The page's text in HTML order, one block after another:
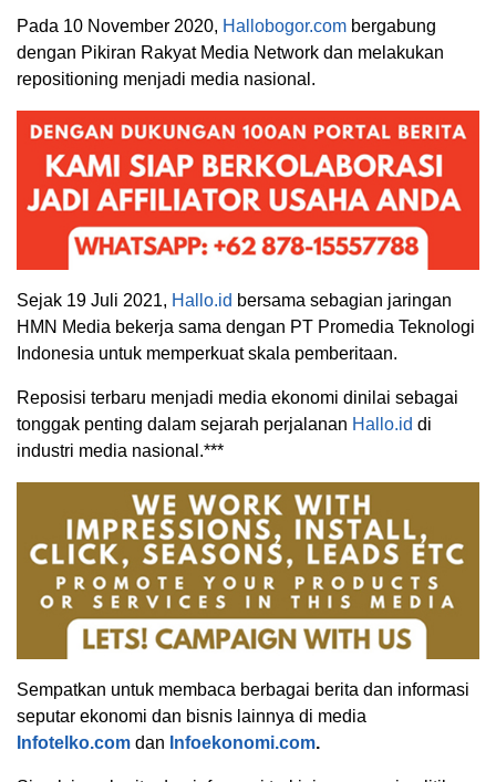
Pada 10 November 2020, Hallobogor.com bergabung
dengan Pikiran Rakyat Media Network dan melakukan
repositioning menjadi media nasional.
Sejak 19 Juli 2021, Hallo.id bersama sebagian jaringan
HMN Media bekerja sama dengan PT Promedia Teknologi
Indonesia untuk memperkuat skala pemberitaan.
Reposisi terbaru menjadi media ekonomi dinilai sebagai
tonggak penting dalam sejarah perjalanan Hallo.id di
industri media nasional.***
Sempatkan untuk membaca berbagai berita dan informasi
seputar ekonomi dan bisnis lainnya di media
Infotelko.com dan Infoekonomi.com.